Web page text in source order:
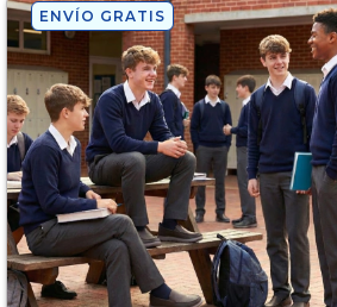
ENVÍO GRATIS